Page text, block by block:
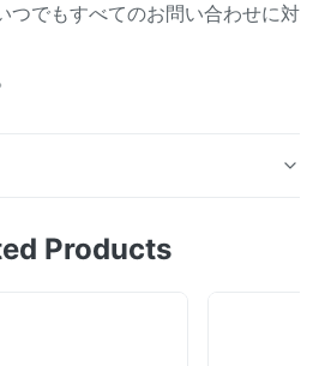
つでもすべてのお問い合わせに対
ン銀科技有限公司は、設計、研
Products